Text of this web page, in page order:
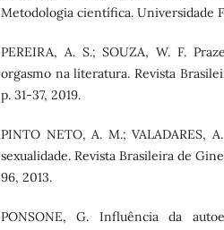
Metodologia científica. Universidade
PEREIRA, A. S.; SOUZA, W. F.
orgasmo na literatura. Revista
p. 31-37, 2019.
PINTO NETO, A. M.; VALADARES,
sexualidade. Revista Brasileira de
96, 2013.
PONSONE, G. Influência da